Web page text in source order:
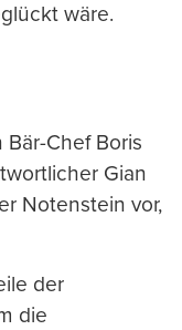
wäre.
Chef Boris
Gian
Notenstein vor,
der
die